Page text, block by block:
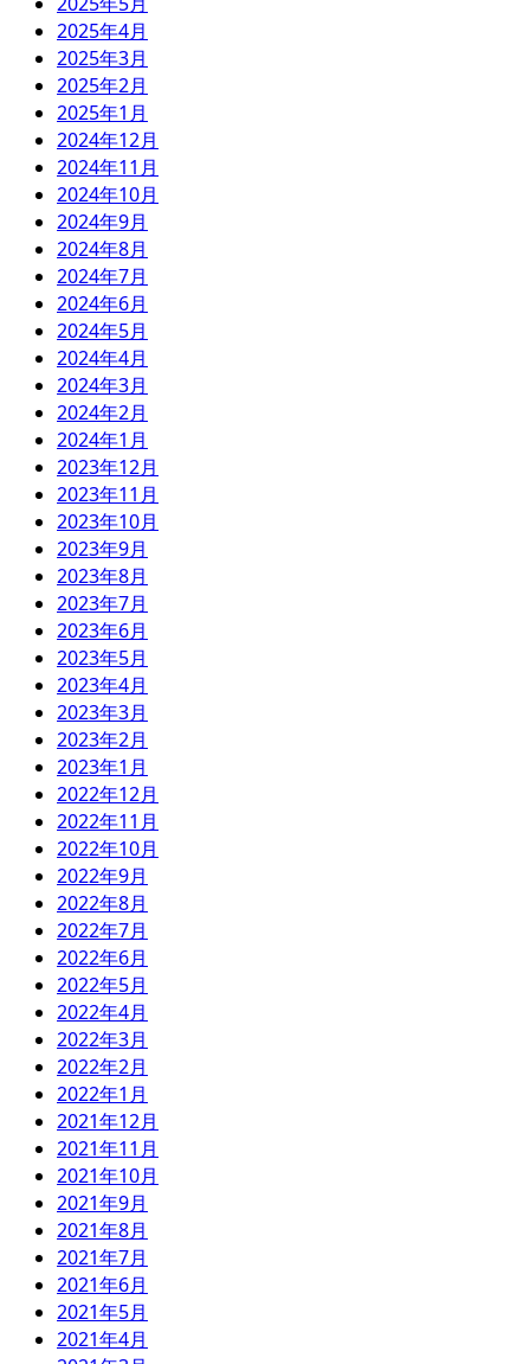
2025年4月
2025年3月
2025年2月
2025年1月
2024年12月
2024年11月
2024年10月
2024年9月
2024年8月
2024年7月
2024年6月
2024年5月
2024年4月
2024年3月
2024年2月
2024年1月
2023年12月
2023年11月
2023年10月
2023年9月
2023年8月
2023年7月
2023年6月
2023年5月
2023年4月
2023年3月
2023年2月
2023年1月
2022年12月
2022年11月
2022年10月
2022年9月
2022年8月
2022年7月
2022年6月
2022年5月
2022年4月
2022年3月
2022年2月
2022年1月
2021年12月
2021年11月
2021年10月
2021年9月
2021年8月
2021年7月
2021年6月
2021年5月
2021年4月